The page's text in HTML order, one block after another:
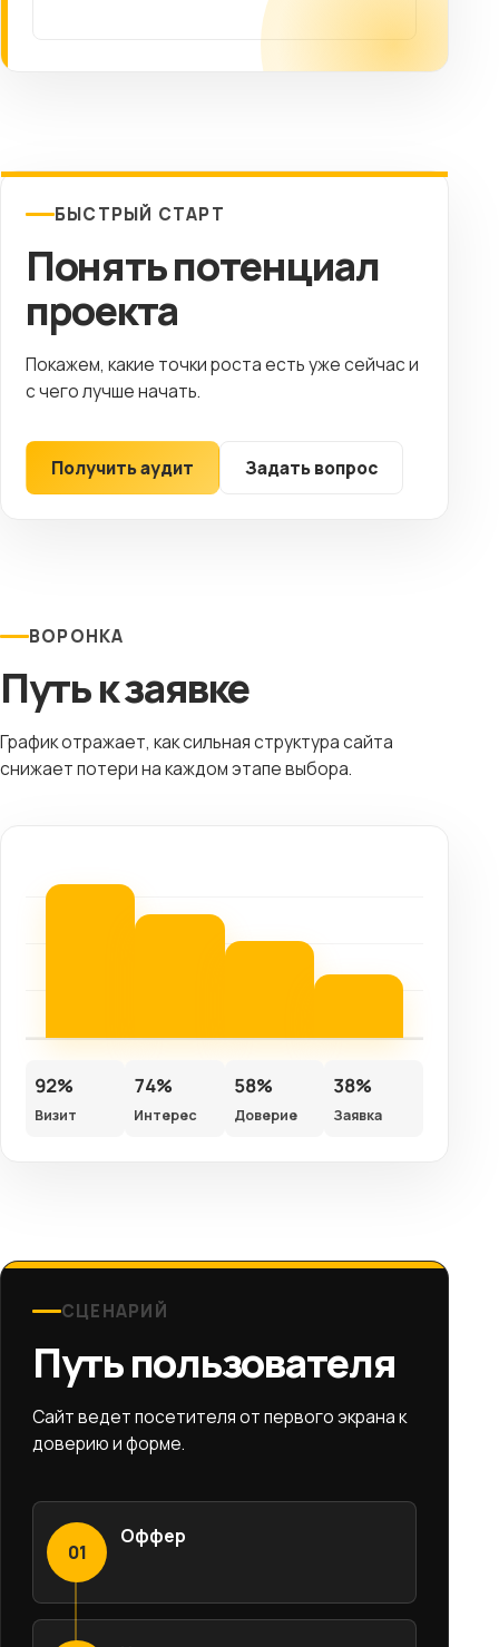
БЫСТРЫЙ СТАРТ
Понять потенциал
проекта
Покажем, какие точки роста есть уже сейчас и
с чего лучше начать.
Получить аудит Задать вопрос
ВОРОНКА
Путь к заявке
График отражает, как сильная структура сайта
снижает потери на каждом этапе выбора.
92%
Визит
74%
Интерес
58%
Доверие
38%
Заявка
СЦЕНАРИЙ
Путь пользователя
Сайт ведет посетителя от первого экрана к
доверию и форме.
01
Оффер